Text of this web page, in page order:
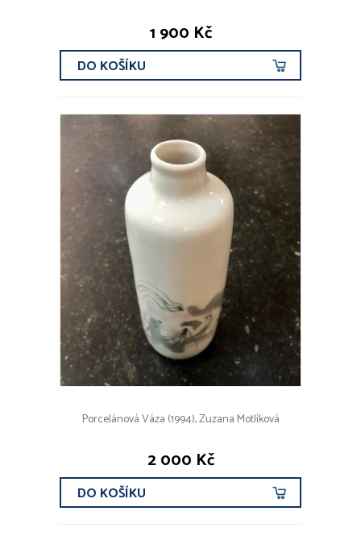
1 900 Kč
DO KOŠÍKU
Porcelánová Váza (1994), Zuzana Motlíková
2 000 Kč
DO KOŠÍKU